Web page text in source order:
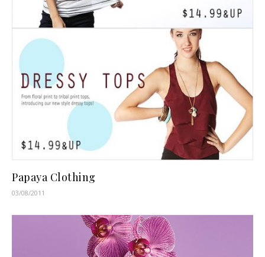
Papaya Clothing
03/08/2011